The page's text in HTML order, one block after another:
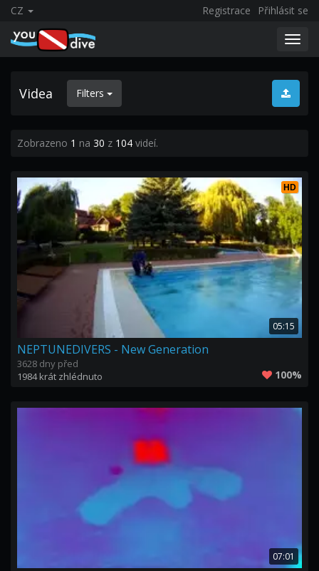
CZ Registrace Přihlásit se
Videa Filters
Zobrazeno 1 na 30 z 104 videí.
HD
05:15
NEPTUNEDIVERS - New Generation
3628 dny před
1984 krát zhlédnuto
100%
07:01